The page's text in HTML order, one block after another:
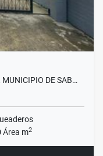
MUNICIPIO DE SAB…
Área m2